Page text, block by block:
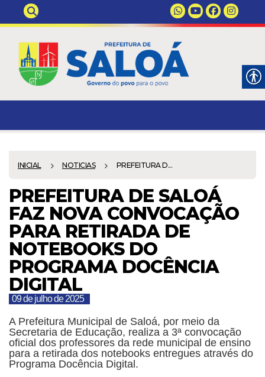
INICIAL NOTICIAS PREFEITURA D...
PREFEITURA DE SALOÁ
FAZ NOVA CONVOCAÇÃO
PARA RETIRADA DE
NOTEBOOKS DO
PROGRAMA DOCÊNCIA
DIGITAL
09 de julho de 2025
A Prefeitura Municipal de Saloá, por meio da
Secretaria de Educação, realiza a 3ª convocação
oficial dos professores da rede municipal de ensino
para a retirada dos notebooks entregues através do
Programa Docência Digital.